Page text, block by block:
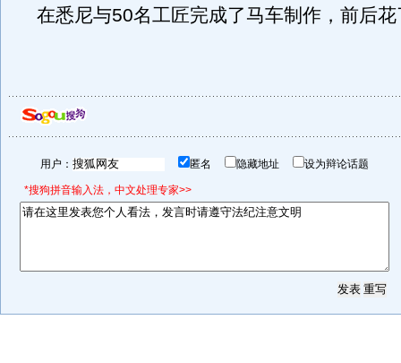
在悉尼与50名工匠完成了马车制作，前后
用户： 匿名 隐藏地址 设为辩论话题
*搜狗拼音输入法，中文处理专家>>